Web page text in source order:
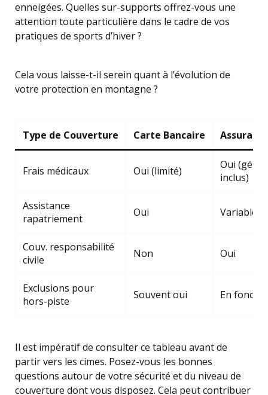
enneigées. Quelles sur-supports offrez-vous une
attention toute particulière dans le cadre de vos
pratiques de sports d’hiver ?
Cela vous laisse-t-il serein quant à l’évolution de
votre protection en montagne ?
Type de Couverture Carte Bancaire
Frais médicaux Oui (limité)
Oui
inclus)
Assistance
rapatriement
Oui Variable
Couv. responsabilité
civile
Non Oui
Exclusions pour
hors-piste
Souvent oui En
Il est impératif de consulter ce tableau avant de
partir vers les cimes. Posez-vous les bonnes
questions autour de votre sécurité et du niveau de
couverture dont vous disposez. Cela peut contribuer